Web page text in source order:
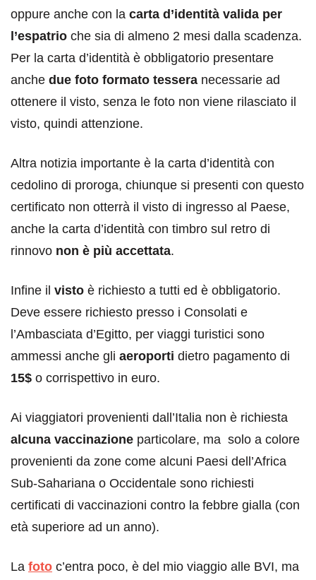
oppure anche con la carta d’identità valida per
l’espatrio che sia di almeno 2 mesi dalla scadenza.
Per la carta d’identità è obbligatorio presentare
anche due foto formato tessera necessarie ad
ottenere il visto, senza le foto non viene rilasciato il
visto, quindi attenzione.
Altra notizia importante è la carta d’identità con
cedolino di proroga, chiunque si presenti con questo
certificato non otterrà il visto di ingresso al Paese,
anche la carta d’identità con timbro sul retro di
rinnovo non è più accettata.
Infine il visto è richiesto a tutti ed è obbligatorio.
Deve essere richiesto presso i Consolati e
l’Ambasciata d’Egitto, per viaggi turistici sono
ammessi anche gli aeroporti dietro pagamento di
15$ o corrispettivo in euro.
Ai viaggiatori provenienti dall’Italia non è richiesta
alcuna vaccinazione particolare, ma solo a colore
provenienti da zone come alcuni Paesi dell’Africa
Sub-Sahariana o Occidentale sono richiesti
certificati di vaccinazioni contro la febbre gialla (con
età superiore ad un anno).
La foto c’entra poco, è del mio viaggio alle BVI, ma